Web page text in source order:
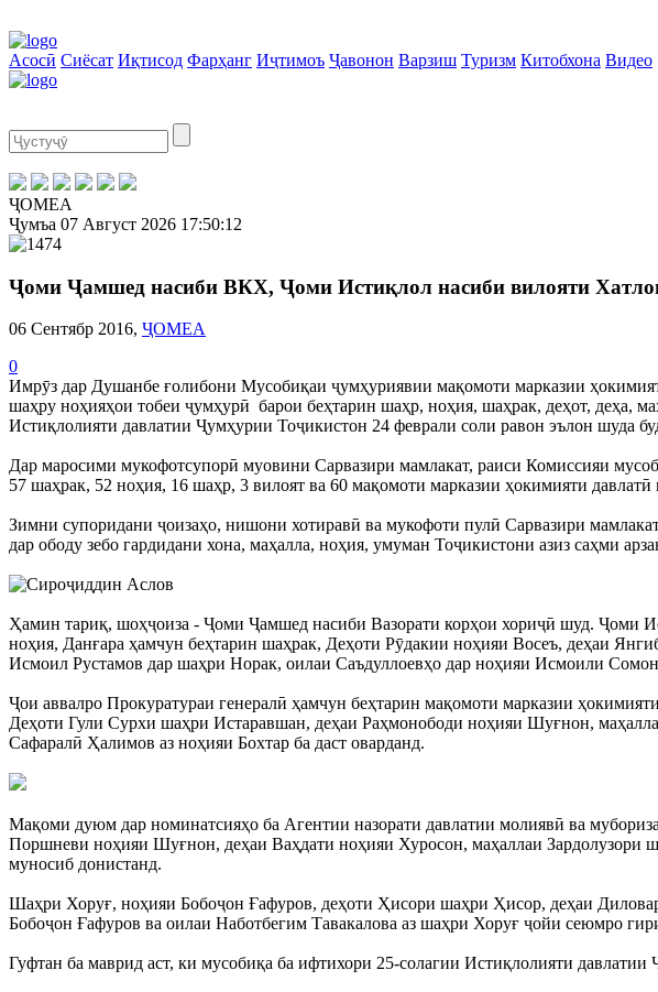
Асосӣ Сиёсат Иқтисод Фарҳанг Иҷтимоъ Ҷавонон Варзиш Туризм Китобхона Видео
ҶОМЕА
Ҷумъа 07 Август 2026 17:50:13
Ҷоми Ҷамшед насиби ВКХ, Ҷоми Истиқлол насиби вилояти
06 Сентябр 2016, ҶОМЕА
0
Имрӯз дар Душанбе ғолибони Мусобиқаи ҷумҳуриявии мақомоти марказии
шаҳру ноҳияҳои тобеи ҷумҳурӣ барои беҳтарин шаҳр, ноҳия, шаҳрак, деҳот, деҳа,
Истиқлолияти давлатии Ҷумҳурии Тоҷикистон 24 феврали соли равон эълон шуда
Дар маросими мукофотсупорӣ муовини Сарвазири мамлакат, раиси Комиссияи
57 шаҳрак, 52 ноҳия, 16 шаҳр, 3 вилоят ва 60 мақомоти марказии ҳокимияти
Зимни супоридани ҷоизаҳо, нишони хотиравӣ ва мукофоти пулӣ Сарвазири
дар ободу зебо гардидани хона, маҳалла, ноҳия, умуман Тоҷикистони азиз саҳми
Ҳамин тариқ, шоҳҷоиза - Ҷоми Ҷамшед насиби Вазорати корҳои хориҷӣ шуд. Ҷоми
ноҳия, Данғара ҳамчун беҳтарин шаҳрак, Деҳоти Рӯдакии ноҳияи Восеъ, деҳаи
Исмоил Рустамов дар шаҳри Норак, оилаи Саъдуллоевҳо дар ноҳияи Исмоили
Ҷои аввалро Прокуратураи генералӣ ҳамчун беҳтарин мақомоти марказии
Деҳоти Гули Сурхи шаҳри Истаравшан, деҳаи Раҳмонободи ноҳияи Шуғнон,
Сафаралӣ Ҳалимов аз ноҳияи Бохтар ба даст оварданд.
Мақоми дуюм дар номинатсияҳо ба Агентии назорати давлатии молиявӣ ва
Поршневи ноҳияи Шуғнон, деҳаи Ваҳдати ноҳияи Хуросон, маҳаллаи
муносиб донистанд.
Шаҳри Хоруғ, ноҳияи Бобоҷон Ғафуров, деҳоти Ҳисори шаҳри Ҳисор, деҳаи
Бобоҷон Ғафуров ва оилаи Наботбегим Тавакалова аз шаҳри Хоруғ ҷойи сеюмро
Гуфтан ба маврид аст, ки мусобиқа ба ифтихори 25-солагии Истиқлолияти